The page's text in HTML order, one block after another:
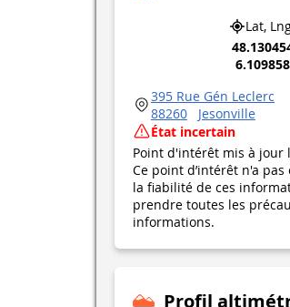
Lat,
6.109858
395 Rue Gén Leclerc
88260
Jesonville
État incertain
Point d'intérêt mis à jour
Ce point d’intérêt n'a
la fiabilité de ces
prendre toutes les
informations.
Profil